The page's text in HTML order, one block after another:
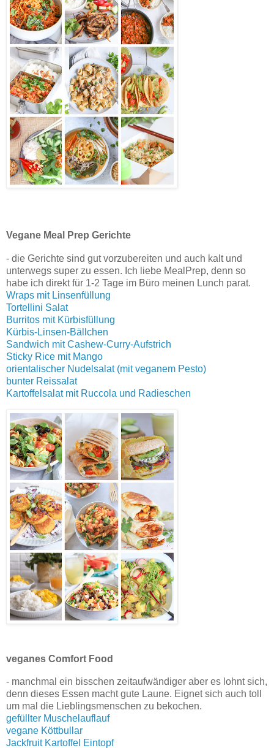
Vegane Meal Prep Gerichte
- die Gerichte sind gut vorzubereiten und auch kalt und
unterwegs super zu essen. Ich liebe MealPrep, denn so
habe ich direkt für 1-2 Tage im Büro meinen Lunch parat.
Wraps mit Linsenfüllung
Tortellini Salat
Burritos mit Kürbisfüllung
Kürbis-Linsen-Bällchen
Sandwich mit Cashew-Curry-Aufstrich
Sticky Rice mit Mango
orientalischer Nudelsalat (mit veganem Pesto)
bunter Reissalat
Kartoffelsalat mit Ruccola und Radieschen
veganes Comfort Food
- manchmal ein bisschen zeitaufwändiger aber es lohnt sich,
denn dieses Essen macht gute Laune. Eignet sich auch toll
um mal die Lieblingsmenschen zu bekochen.
gefüllter Muschelauflauf
vegane Köttbullar
Jackfruit Kartoffel Eintopf